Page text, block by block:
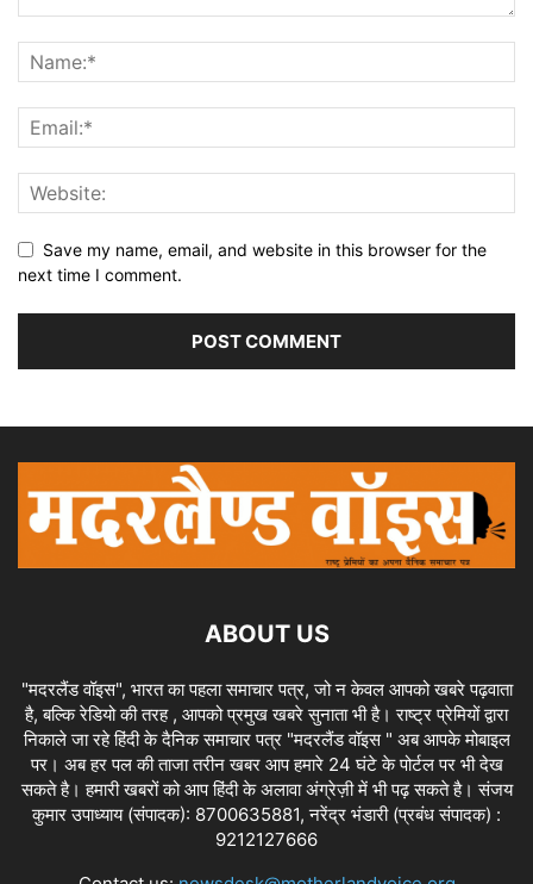
Save my name, email, and website in this browser for the
next time I comment.
ABOUT US
"मदरलैंड वॉइस", भारत का पहला समाचार पत्र, जो न केवल आपको खबरे पढ़वाता
है, बल्कि रेडियो की तरह , आपको प्रमुख खबरे सुनाता भी है। राष्ट्र प्रेमियों द्वारा
निकाले जा रहे हिंदी के दैनिक समाचार पत्र "मदरलैंड वॉइस " अब आपके मोबाइल
पर। अब हर पल की ताजा तरीन खबर आप हमारे 24 घंटे के पोर्टल पर भी देख
सकते है। हमारी खबरों को आप हिंदी के अलावा अंग्रेज़ी में भी पढ़ सकते है। संजय
कुमार उपाध्याय (संपादक): 8700635881, नरेंद्र भंडारी (प्रबंध संपादक) :
9212127666